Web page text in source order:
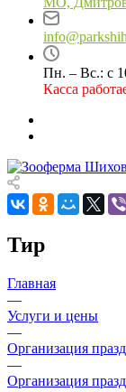
Пн. – Вс.: с
Касса
Тир
Главная
—
Услуги и цены
—
Организация
—
Организация